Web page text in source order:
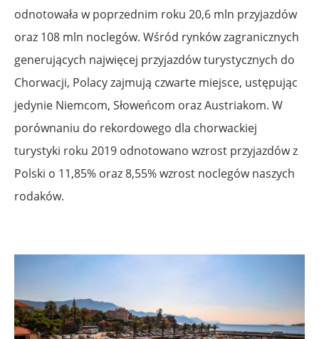
odnotowała w poprzednim roku 20,6 mln przyjazdów
oraz 108 mln noclegów. Wśród rynków zagranicznych
generujących najwięcej przyjazdów turystycznych do
Chorwacji, Polacy zajmują czwarte miejsce, ustępując
jedynie Niemcom, Słoweńcom oraz Austriakom. W
porównaniu do rekordowego dla chorwackiej
turystyki roku 2019 odnotowano wzrost przyjazdów z
Polski o 11,85% oraz 8,55% wzrost noclegów naszych
rodaków.